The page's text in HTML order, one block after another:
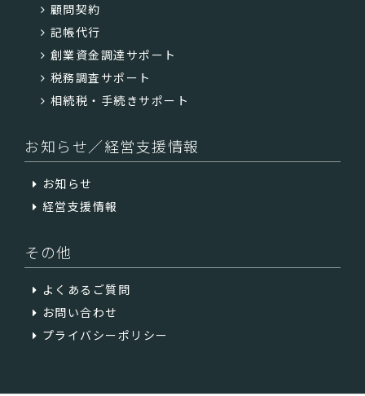
顧問契約
記帳代行
創業資金調達サポート
税務調査サポート
相続税・手続きサポート
お知らせ／経営支援情報
お知らせ
経営支援情報
その他
よくあるご質問
お問い合わせ
プライバシーポリシー